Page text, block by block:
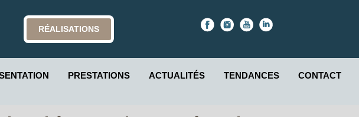
RÉALISATIONS
PRESTATIONS ACTUALITÉS TENDANCES CONTACT